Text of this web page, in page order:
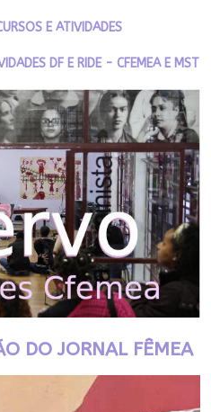
E ATIVIDADES
DF E RIDE - CFEMEA E MST
DO JORNAL FÊMEA